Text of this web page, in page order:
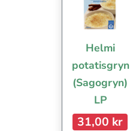
Helmi
potatisgryn
(Sagogryn)
LP
31,00 kr